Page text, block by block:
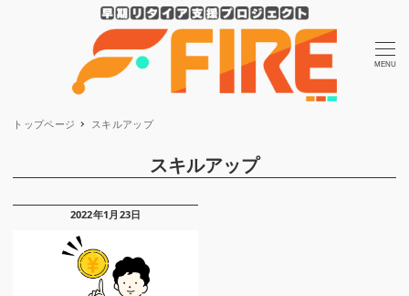
MENU
トップページ スキルアップ
スキルアップ
2022年1月23日